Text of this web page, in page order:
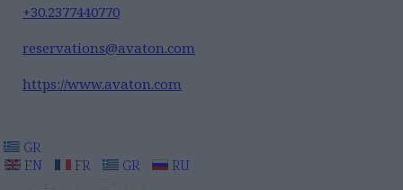
+30.2377440770
reservations@avaton.com
https://www.avaton.com
GR
EN
FR GR RU